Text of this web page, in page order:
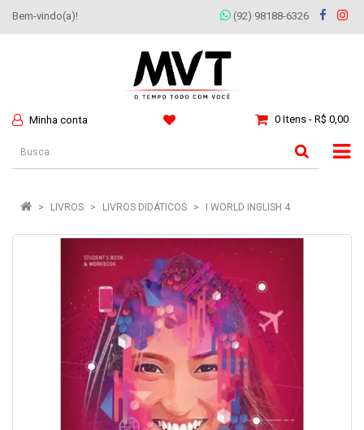
Bem-vindo(a)! (92) 98188-6326
Minha conta 0 Itens - R$ 0,00
LIVROS LIVROS DIDÁTICOS I WORLD INGLISH 4